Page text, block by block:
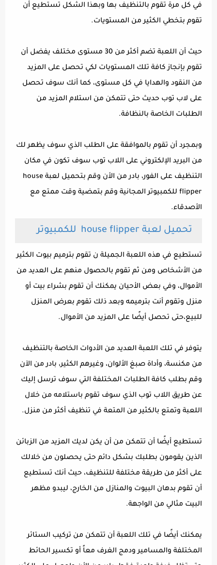
في كل مرة تقوم بالتنظيف بها وبهذا الشكل تستطيع أن
تقوم بتخطي الكثير من المستويات.
حيث أن اللعبة تضم أكثر من 30 مستوى مختلف يفضل أن
تقوم بإنجاز كافة تلك المستويات لكي تحصل على المزيد
من النقود والهدايا في كل مستوى، كما أنك سوف تحصل
على لاب توب حديث حتى تتمكن من استلام المزيد من
الطلبات الخاصة بالنظافة.
وبمجرد أن تقوم بالموافقة على الطلب الذي سوف يظهر لك
من البريد الإلكتروني على اللاب توب سوف تكون في مكان
التنظيف على الفور، بادر من الأن وقم بتحميل لعبة house
flipper للكمبيوتر المجانية وقم بتمضية وقت ممتع مع
الأصدقاء.
تحميل لعبة house flipper للكمبيوتر
تستطيع في هذه اللعبة الجميلة ن تقوم بترميم بيوت الكثير
من الأشخاص ومن ثم تقوم بالحصول منهم على العديد من
الأموال، وفي بعض الأحيان يمكنك أن تقوم بشراء بيت أو
منزل وتقوم أنت بترميمه وبعد ذلك تقوم بعرض المنزل
للبيع،حتى تحصل أيضًا على المزيد من الأموال.
يتوفر في تلك اللعبة العديد من الأدوات الخاصة بالتنظيف
من مكنسة، وأداة صبغ الألوان، وغيرهم الكثير، بادر من الآن
وقم بطلب كافة الطلبات المختلفة التي سوف ترسل إليك
عن طريق اللاب توب الذي سوف تقوم باستلامه من خلال
اللعبة وتمتع بالكثير من المتعة في تنظيف أكثر من منزل.
تستطيع أيضًا أن تتمكن من أن يكن لديك المزيد من الزبائن
الذين يقومون بطلبك بشكل دائم حتى يحصلون من خلالك
على أكثر من طريقة مختلفة للتنظيف، حيث أنك تستطيع
أن تقوم بدهان البيوت والمنازل من الخارج، ليبدو مظهر
البيت مثالي من الواجهة.
يمكنك أيضًا في تلك اللعبة أن تتمكن من تركيب الستائر
المختلفة والمسامير ودمج الغرف معاً أو تكسير الحائط